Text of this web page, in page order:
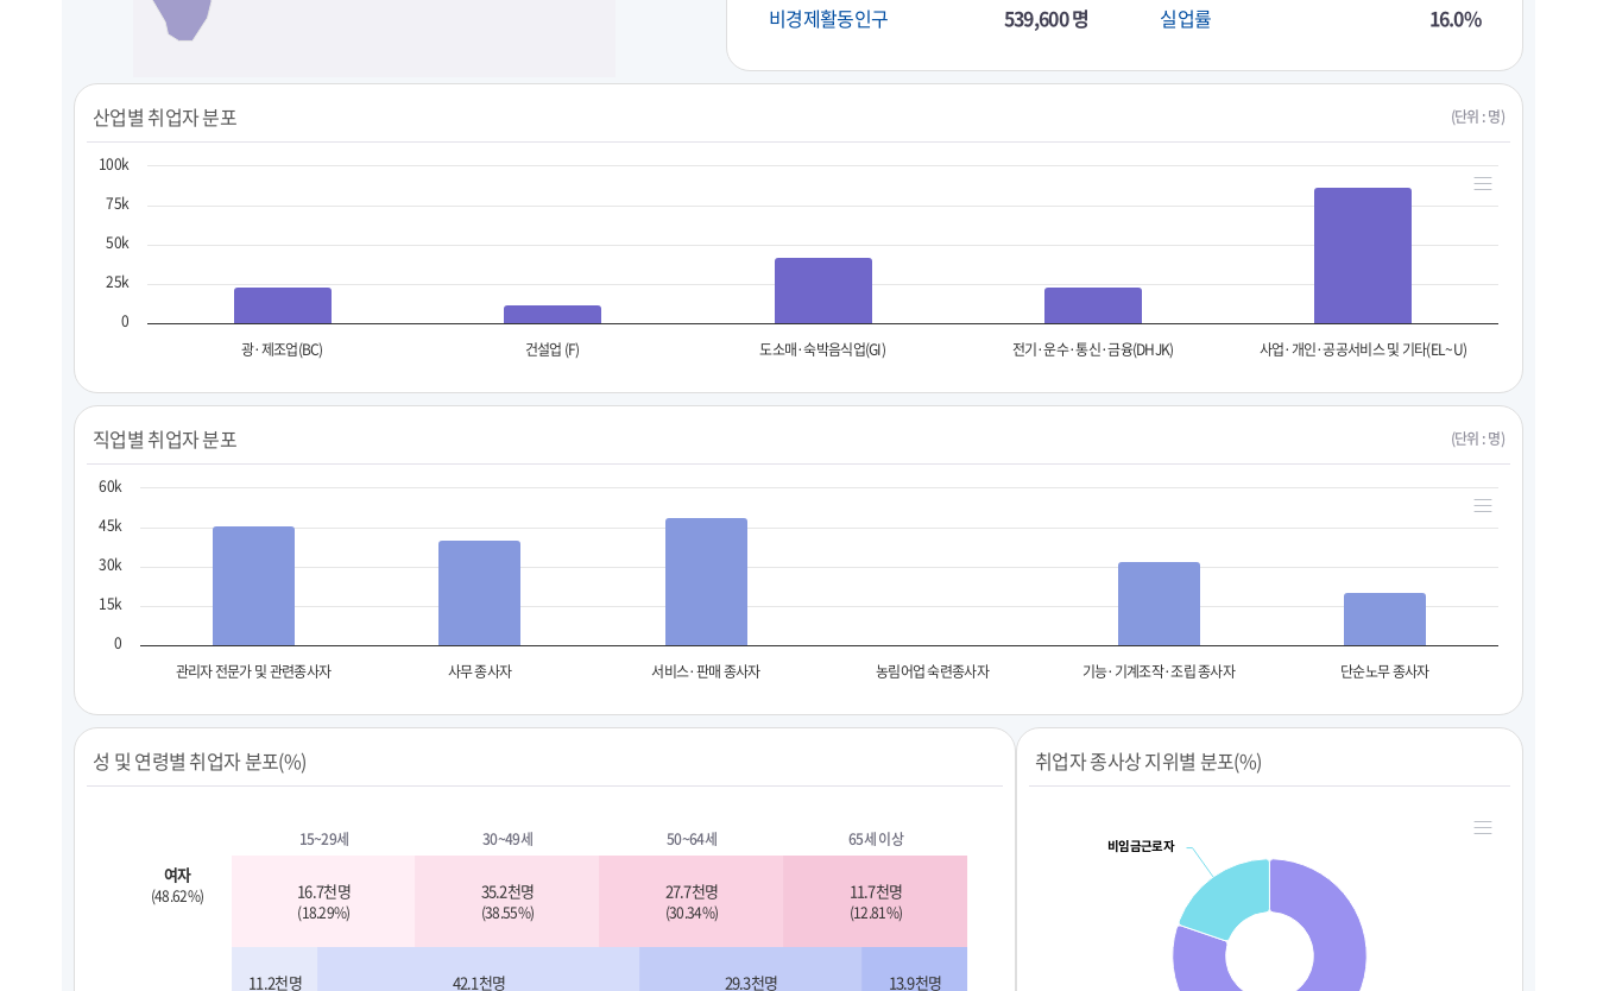
비경제활동인구
539,600 명
실업률
16.0%
산업별 취업자 분포 (단위 : 명)
광·제조업(BC) 건설업 (F) 도소매·숙박음식업(GI) 전기·운수·통신·금융(DHJK) 사업·개인·공공서비스 및 기타(EL~U)
0
25k
50k
75k
100k
직업별 취업자 분포 (단위 : 명)
관리자 전문가 및 관련종사자 사무 종사자 서비스·판매 종사자 농림어업 숙련종사자 기능·기계조작·조립 종사자 단순노무 종사자
0
15k
30k
45k
60k
성 및 연령별 취업자 분포(%)
여자
(48.62%)
15~29세 30~49세 50~64세 65세 이상
16.7천명
(18.29%)
35.2천명
(38.55%)
27.7천명
(30.34%)
11.7천명
(12.81%)
11.2천명 42.1천명 29.3천명 13.9천명
취업자 종사상 지위별 분포(%)
비임금근로자